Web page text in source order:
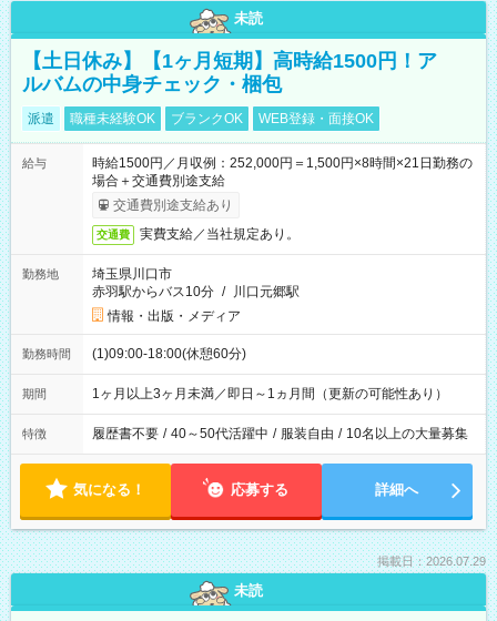
未読
【土日休み】【1ヶ月短期】高時給1500円！ア
ルバムの中身チェック・梱包
派遣 職種未経験OK ブランクOK WEB登録・面接OK
給与
時給1500円／月収例：252,000円＝1,500円×8時間×21日勤務の
場合＋交通費別途支給
交通費別途支給あり
交通費 実費支給／当社規定あり。
勤務地
埼玉県川口市
赤羽駅からバス10分 / 川口元郷駅
情報・出版・メディア
勤務時間 (1)09:00-18:00(休憩60分)
期間 1ヶ月以上3ヶ月未満／即日～1ヵ月間（更新の可能性あり）
特徴 履歴書不要 / 40～50代活躍中 / 服装自由 / 10名以上の大量募集
気になる！ 応募する 詳細へ
掲載日：2026.07.29
未読